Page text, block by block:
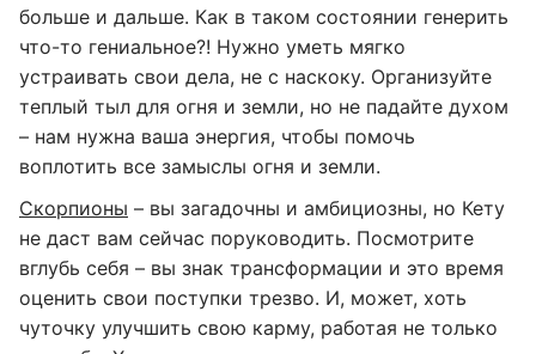
больше и дальше. Как в таком состоянии генерить
что-то гениальное?! Нужно уметь мягко
устраивать свои дела, не с наскоку. Организуйте
теплый тыл для огня и земли, но не падайте духом
– нам нужна ваша энергия, чтобы помочь
воплотить все замыслы огня и земли.
Скорпионы – вы загадочны и амбициозны, но Кету
не даст вам сейчас поруководить. Посмотрите
вглубь себя – вы знак трансформации и это время
оценить свои поступки трезво. И, может, хоть
чуточку улучшить свою карму, работая не только